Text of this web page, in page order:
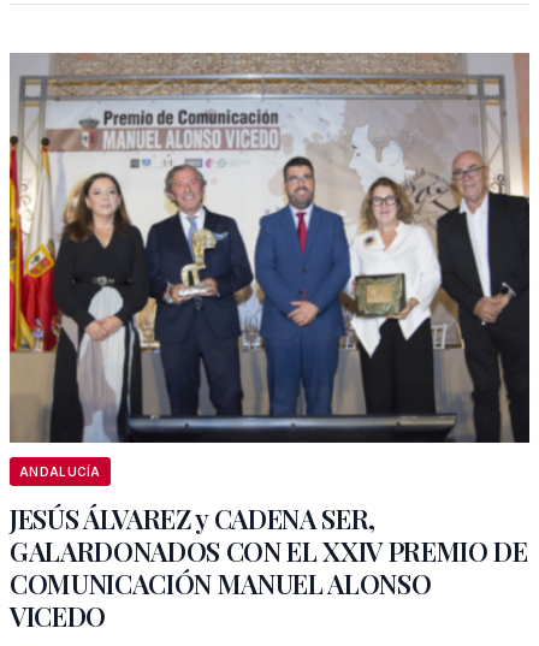
ANDALUCÍA
JESÚS ÁLVAREZ y CADENA SER,
GALARDONADOS CON EL XXIV PREMIO DE
COMUNICACIÓN MANUEL ALONSO
VICEDO